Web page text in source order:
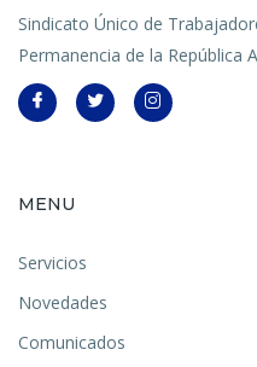
Sindicato Único de
Permanencia de la República
MENU
Servicios
Novedades
Comunicados